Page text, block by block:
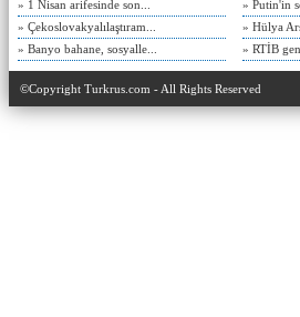
» 1 Nisan arifesinde son...
» Çekoslovakyalılaştıram...
» Banyo bahane, sosyalle...
» Putin'in
» Hülya
» RTİB
©Copyright Turkrus.com - All Rights Reserved